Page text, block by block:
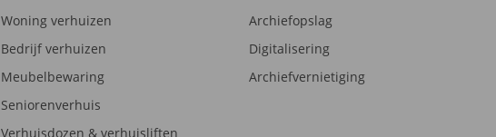
Woning verhuizen
Bedrijf verhuizen
Meubelbewaring
Seniorenverhuis
Verhuisdozen & verhuisliften
Archiefopslag
Digitalisering
Archiefvernietiging